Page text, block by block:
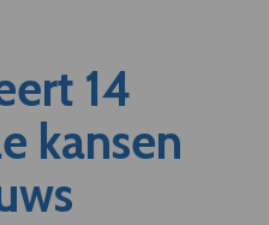
14
kansen